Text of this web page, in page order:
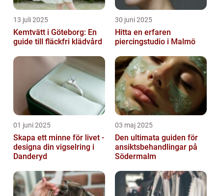
13 juli 2025
Kemtvätt i Göteborg: En
guide till fläckfri klädvård
30 juni 2025
Hitta en erfaren
piercingstudio i Malmö
01 juni 2025
Skapa ett minne för livet -
designa din vigselring i
Danderyd
03 maj 2025
Den ultimata guiden för
ansiktsbehandlingar på
Södermalm